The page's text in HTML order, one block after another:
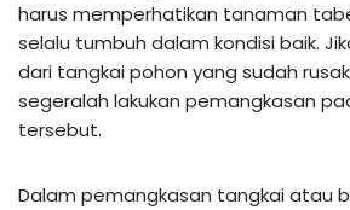
harus memperhatikan tanaman
selalu tumbuh dalam kondisi baik.
dari tangkai pohon yang sudah
segeralah lakukan pemangkasan
tersebut.
Dalam pemangkasan tangkai atau